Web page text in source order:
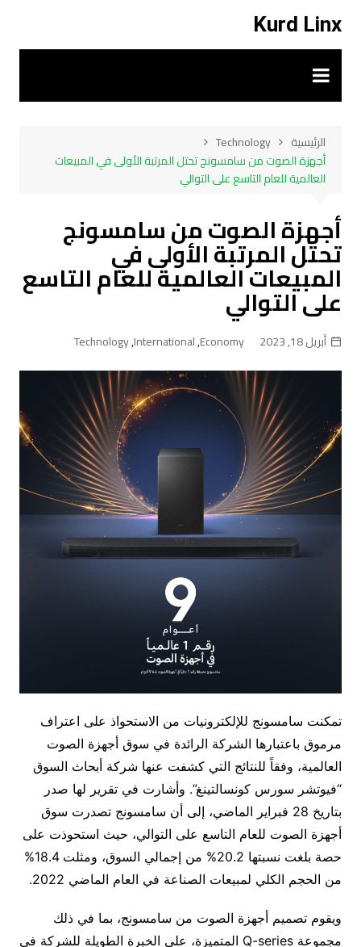
المحتوى
Kurd Linx
الرئيسية
Technology
أجهزة الصوت من سامسونج تحتل المرتبة الأولى في المبيعات
العالمية للعام التاسع على التوالي
أجهزة الصوت من سامسونج
تحتل المرتبة الأولى في
المبيعات العالمية للعام التاسع
على التوالي
أبريل 18, 2023 Economy
,
International
,
Technology
تمكنت سامسونج للإلكترونيات من الاستحواذ على اعتراف
مرموق باعتبارها الشركة الرائدة في سوق أجهزة الصوت
العالمية، وفقاً للنتائج التي كشفت عنها شركة أبحاث السوق
“فيوتشر سورس كونسالتينغ”. وأشارت في تقرير لها صدر
بتاريخ 28 فبراير الماضي، إلى أن سامسونج تصدرت سوق
أجهزة الصوت للعام التاسع على التوالي، حيث استحوذت على
حصة بلغت نسبتها 20.2% من إجمالي السوق، ومثلت 18.4%
من الحجم الكلي لمبيعات الصناعة في العام الماضي 2022.
ويقوم تصميم أجهزة الصوت من سامسونج، بما في ذلك
مجموعة Q-series المتميزة، على الخبرة الطويلة للشركة في